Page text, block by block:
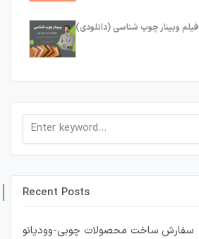
فیلم وبینار چوب شناسی (دانلودی)
Search
Recent Posts
سفارش ساخت محصولات چوبی-وودیانو